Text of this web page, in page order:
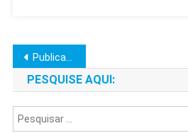
Navegação
por
posts
Publicações mais antigas
PESQUISE AQUI: